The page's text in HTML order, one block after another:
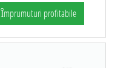
Împrumuturi profitabile